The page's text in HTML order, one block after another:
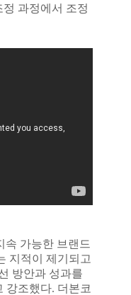
과정에서 조정
속 가능한 브랜드
지적이 제기되고
방안과 성과를
강조했다. 더본코